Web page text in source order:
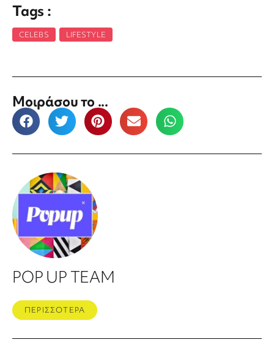
Tags :
CELEBS LIFESTYLE
Μοιράσου το ...
POP UP TEAM
ΠΕΡΙΣΣΟΤΕΡΑ